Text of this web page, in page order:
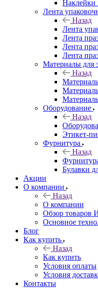
Наклейки
Лента
Назад
Лента
Лента
Лента
Лента
Материалы для
Назад
Оборудование
Назад
Этикет-
Фурнитура
Назад
Булавки
Акции
О компании
Назад
О компании
Обзор товаров
Основное
Блог
Как купить
Назад
Как купить
Условия оплаты
Условия
Контакты